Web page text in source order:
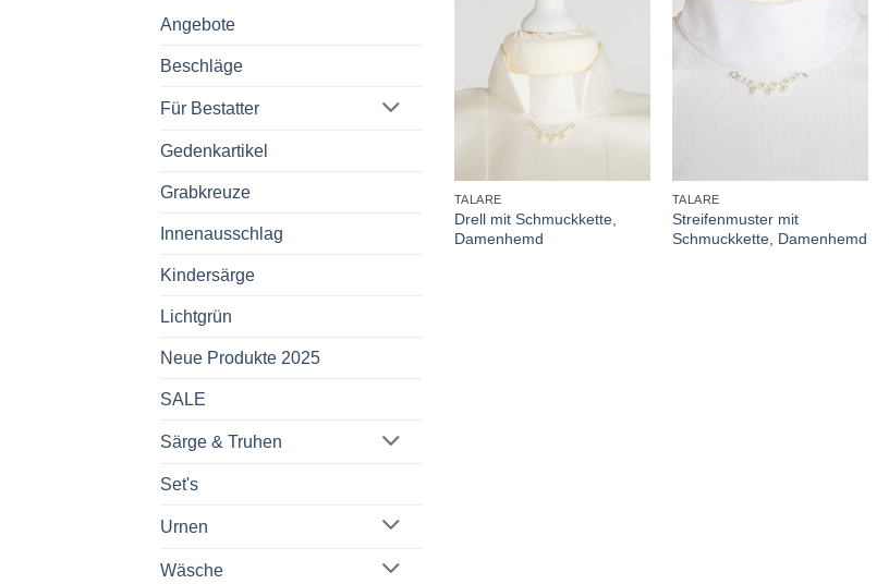
Angebote
Beschläge
Für Bestatter
Gedenkartikel
Grabkreuze
Innenausschlag
Kindersärge
Lichtgrün
Neue Produkte 2025
SALE
Särge & Truhen
Set's
Urnen
Wäsche
TALARE
Drell mit Schmuckkette,
Damenhemd
TALARE
Streifenmuster mit
Schmuckkette, Damenhemd